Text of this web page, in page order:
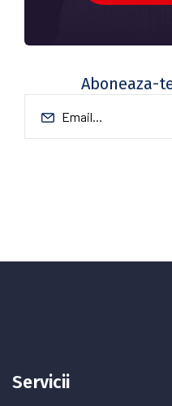
Aboneaza-
Servicii